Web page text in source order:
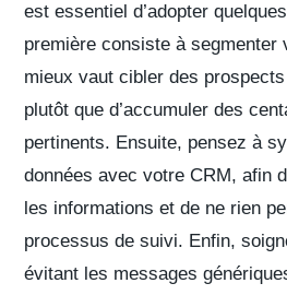
est essentiel d’adopter
première consiste àsegmenter
mieux vautcibler des
plutôt que d’accumuler des
pertinents. Ensuite, pensez à
données avec votre CRM, afin
les informations et de ne rien
processus de suivi. Enfin,
évitant les messages